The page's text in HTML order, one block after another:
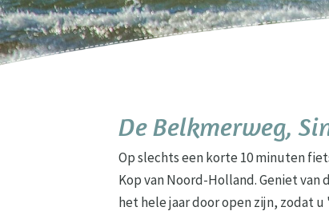
De Belkmerweg,
Op slechts een korte 10 minuten
Kop van Noord-Holland. Geniet
het hele jaar door open zijn, zodat